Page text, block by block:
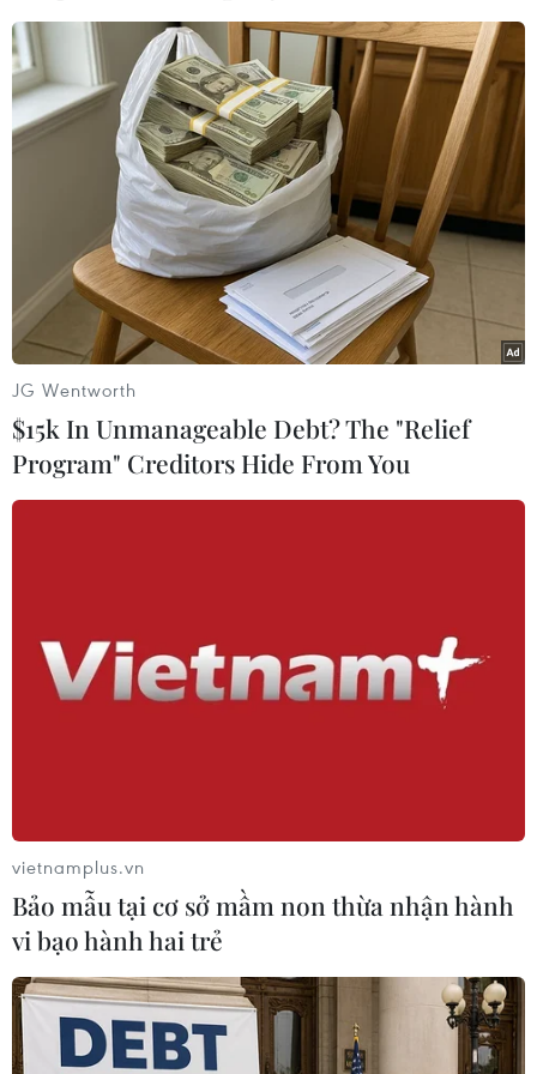
#Bầu cử Mỹ #Ngoại trưởng Anh
#Boris Johnson
#Liên minh châu Âu
#EU #Donald Trump
JG Wentworth
$15k In Unmanageable Debt? The "Relief
Program" Creditors Hide From You
vietnamplus.vn
Bảo mẫu tại cơ sở mầm non thừa nhận hành
vi bạo hành hai trẻ